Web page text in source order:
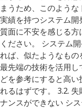
まうため、このよう
実績を持つシステム
質面に不安を感じる
ください。 システム
れば、似たようなもの
最先端の技術を活用
どを参考にすると高
れるはずです。 3.2.
ナンスができない シ